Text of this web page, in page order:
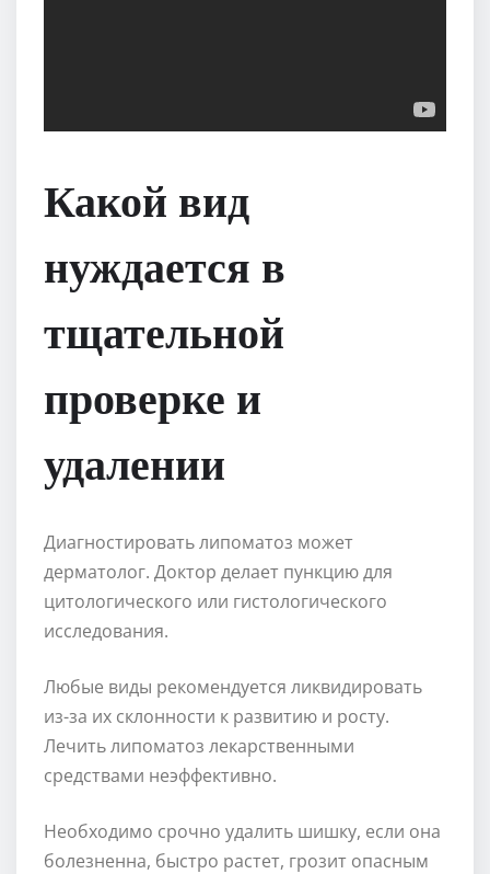
Какой вид
нуждается в
тщательной
проверке и
удалении
Диагностировать липоматоз может
дерматолог. Доктор делает пункцию для
цитологического или гистологического
исследования.
Любые виды рекомендуется ликвидировать
из-за их склонности к развитию и росту.
Лечить липоматоз лекарственными
средствами неэффективно.
Необходимо срочно удалить шишку, если она
болезненна, быстро растет, грозит опасным